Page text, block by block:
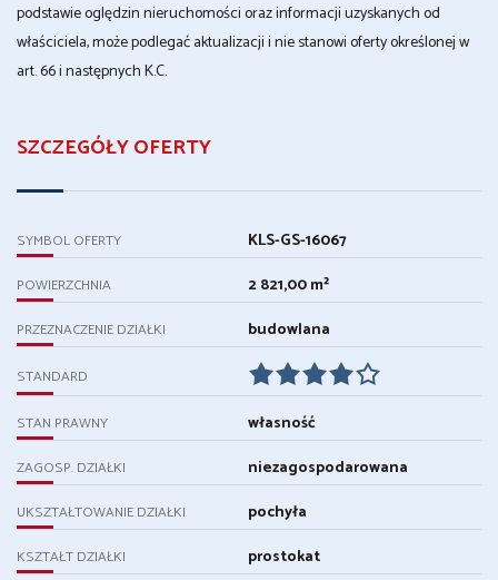
podstawie oględzin nieruchomości oraz informacji uzyskanych od
właściciela, może podlegać aktualizacji i nie stanowi oferty określonej w
art. 66 i następnych K.C.
SZCZEGÓŁY OFERTY
SYMBOL OFERTY KLS-GS-16067
POWIERZCHNIA 2 821,00 m²
PRZEZNACZENIE DZIAŁKI budowlana
STANDARD
STAN PRAWNY własność
ZAGOSP. DZIAŁKI niezagospodarowana
UKSZTAŁTOWANIE DZIAŁKI pochyła
KSZTAŁT DZIAŁKI prostokat